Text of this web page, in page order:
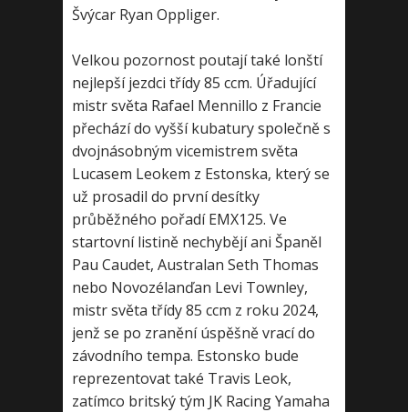
Švýcar Ryan Oppliger.
Velkou pozornost poutají také lonští
nejlepší jezdci třídy 85 ccm. Úřadující
mistr světa Rafael Mennillo z Francie
přechází do vyšší kubatury společně s
dvojnásobným vicemistrem světa
Lucasem Leokem z Estonska, který se
už prosadil do první desítky
průběžného pořadí EMX125. Ve
startovní listině nechybějí ani Španěl
Pau Caudet, Australan Seth Thomas
nebo Novozélanďan Levi Townley,
mistr světa třídy 85 ccm z roku 2024,
jenž se po zranění úspěšně vrací do
závodního tempa. Estonsko bude
reprezentovat také Travis Leok,
zatímco britský tým JK Racing Yamaha